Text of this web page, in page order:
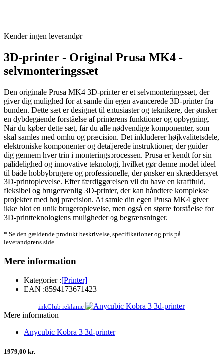
Kender ingen leverandør
3D-printer - Original Prusa MK4 -
selvmonteringssæt
Den originale Prusa MK4 3D-printer er et selvmonteringssæt, der
giver dig mulighed for at samle din egen avancerede 3D-printer fra
bunden. Dette sæt er designet til entusiaster og teknikere, der ønsker
en dybdegående forståelse af printerens funktioner og opbygning.
Når du køber dette sæt, får du alle nødvendige komponenter, som
skal samles med omhu og præcision. Det inkluderer højkvalitetsdele,
elektroniske komponenter og detaljerede instruktioner, der guider
dig gennem hver trin i monteringsprocessen. Prusa er kendt for sin
pålidelighed og innovative teknologi, hvilket gør denne model ideel
til både hobbybrugere og professionelle, der ønsker en skræddersyet
3D-printoplevelse. Efter færdiggørelsen vil du have en kraftfuld,
fleksibel og brugervenlig 3D-printer, der kan håndtere komplekse
projekter med høj præcision. At samle din egen Prusa MK4 giver
ikke blot en unik brugeroplevelse, men også en større forståelse for
3D-printteknologiens muligheder og begrænsninger.
* Se den gældende produkt beskrivelse, specifikationer og pris på
leverandørens side.
Mere information
Kategorier :[Printer]
EAN :8594173671423
inkClub reklame
Mere information
Anycubic Kobra 3 3d-printer
1979,00 kr.